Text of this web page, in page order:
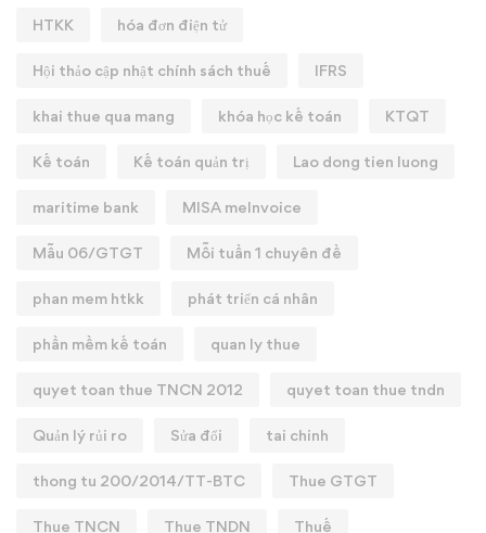
HTKK hóa đơn điện tử
Hội thảo cập nhật chính sách thuế IFRS
khai thue qua mang khóa học kế toán KTQT
Kế toán Kế toán quản trị Lao dong tien luong
maritime bank MISA meInvoice
Mẫu 06/GTGT Mỗi tuần 1 chuyên đề
phan mem htkk phát triển cá nhân
phần mềm kế toán quan ly thue
quyet toan thue TNCN 2012 quyet toan thue tndn
Quản lý rủi ro Sửa đổi tai chinh
thong tu 200/2014/TT-BTC Thue GTGT
Thue TNCN Thue TNDN Thuế